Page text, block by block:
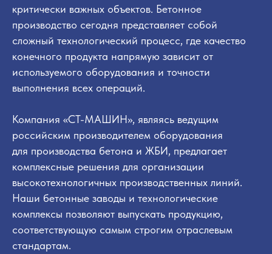
критически важных объектов. Бетонное
производство сегодня представляет собой
сложный технологический процесс, где качество
конечного продукта напрямую зависит от
используемого оборудования и точности
выполнения всех операций.
Компания «СТ-МАШИН», являясь ведущим
российским производителем оборудования
для производства бетона и ЖБИ, предлагает
комплексные решения для организации
высокотехнологичных производственных линий.
Наши бетонные заводы и технологические
комплексы позволяют выпускать продукцию,
соответствующую самым строгим отраслевым
стандартам.